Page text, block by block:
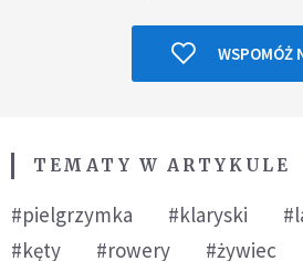
WSPOMÓŻ
TEMATY W ARTYKULE
#pielgrzymka #klaryski
#kęty
#rowery #żywiec